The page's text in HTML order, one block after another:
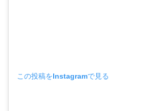
この投稿をInstagramで見る